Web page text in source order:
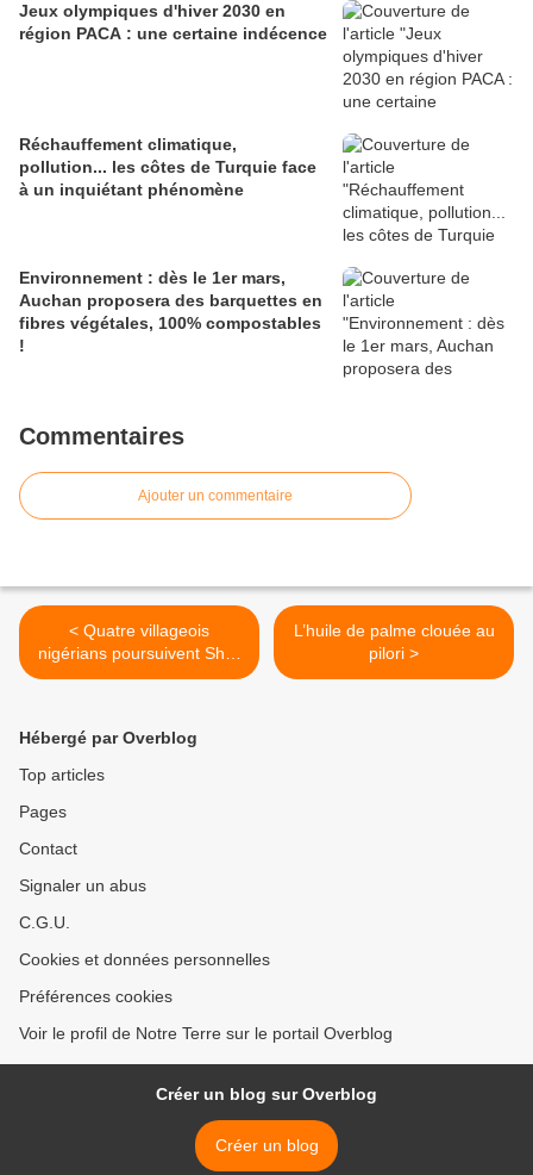
Jeux olympiques d'hiver 2030 en
région PACA : une certaine indécence
Réchauffement climatique,
pollution... les côtes de Turquie face
à un inquiétant phénomène
Environnement : dès le 1er mars,
Auchan proposera des barquettes en
fibres végétales, 100% compostables
!
Commentaires
Ajouter un commentaire
< Quatre villageois
nigérians poursuivent Shell
pour pollution
L’huile de palme clouée au
pilori >
Hébergé par Overblog
Top articles
Pages
Contact
Signaler un abus
C.G.U.
Cookies et données personnelles
Préférences cookies
Voir le profil de Notre Terre sur le portail Overblog
Créer un blog sur Overblog
Créer un blog